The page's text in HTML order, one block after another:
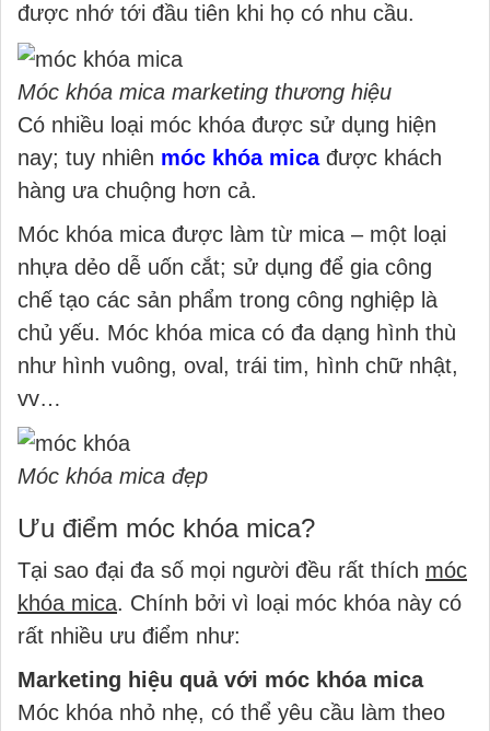
được nhớ tới đầu tiên khi họ có nhu cầu.
Móc khóa mica marketing thương hiệu
Có nhiều loại móc khóa được sử dụng hiện
nay; tuy nhiên móc khóa micađược khách
hàng ưa chuộng hơn cả.
Móc khóa mica được làm từ mica – một loại
nhựa dẻo dễ uốn cắt; sử dụng để gia công
chế tạo các sản phẩm trong công nghiệp là
chủ yếu. Móc khóa mica có đa dạng hình thù
như hình vuông, oval, trái tim, hình chữ nhật,
vv…
Móc khóa mica đẹp
Ưu điểm móc khóa mica?
Tại sao đại đa số mọi người đều rất thích móc
khóa mica. Chính bởi vì loại móc khóa này có
rất nhiều ưu điểm như:
Marketing hiệu quả với móc khóa mica
Móc khóa nhỏ nhẹ, có thể yêu cầu làm theo